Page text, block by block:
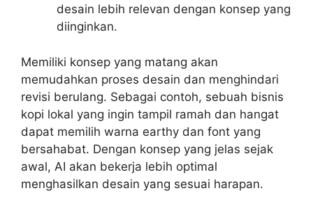
desain lebih relevan dengan konsep yang
diinginkan.
Memiliki konsep yang matang akan
memudahkan proses desain dan menghindari
revisi berulang. Sebagai contoh, sebuah bisnis
kopi lokal yang ingin tampil ramah dan hangat
dapat memilih warna earthy dan font yang
bersahabat. Dengan konsep yang jelas sejak
awal, AI akan bekerja lebih optimal
menghasilkan desain yang sesuai harapan.